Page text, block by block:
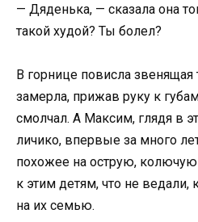
— Дяденька, — сказала она
такой худой? Ты болел?
В горнице повисла
замерла, прижав руку к
смолчал. А Максим, глядя в
личико, впервые за много
похожее на острую,
к этим детям, что не ведали,
на их семью.